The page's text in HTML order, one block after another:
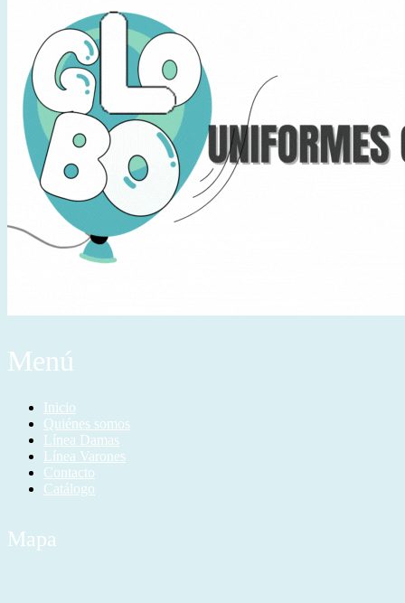
Menú
Inicio
Quiénes somos
Línea Damas
Línea Varones
Contacto
Catálogo
Mapa